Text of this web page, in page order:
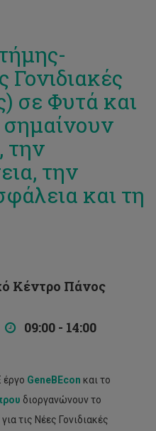
Γονιδιακές
σε Φυτά και
την
την
και τη
Κέντρο Πάνος
09:00 - 14:00
έργο GeneBEcon και το
διοργανώνουν το
τις Νέες Γονιδιακές